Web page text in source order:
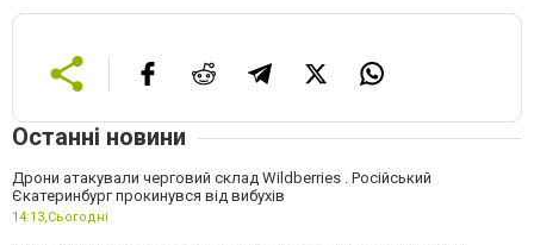
Останні новини
Дрони атакували черговий склад Wildberries . Російський
Єкатеринбург прокинувся від вибухів
14:13,Сьогодні